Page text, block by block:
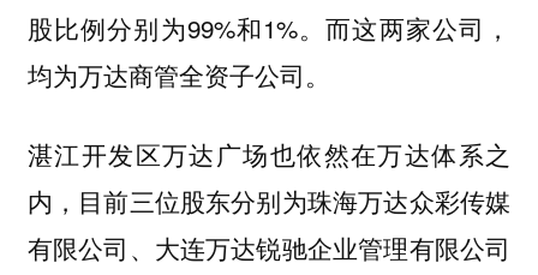
股比例分别为99%和1%。而这两家公司，
均为万达商管全资子公司。
湛江开发区万达广场也依然在万达体系之
内，目前三位股东分别为珠海万达众彩传媒
有限公司、大连万达锐驰企业管理有限公司